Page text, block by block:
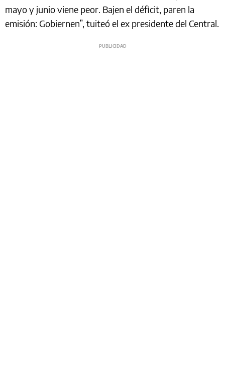
mayo y junio viene peor. Bajen el déficit, paren la
emisión: Gobiernen”, tuiteó el ex presidente del Central.